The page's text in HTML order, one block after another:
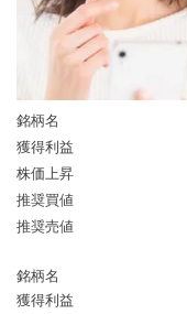
銘柄名
獲得利益
株価上昇
推奨買値
推奨売値
銘柄名
獲得利益